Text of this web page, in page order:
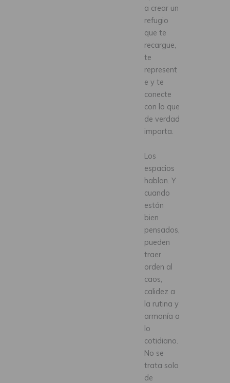
a crear un
refugio
que te
recargue,
te
represent
e y te
conecte
con lo que
de verdad
importa.
Los
espacios
hablan. Y
cuando
están
bien
pensados,
pueden
traer
orden al
caos,
calidez a
la rutina y
armonía a
lo
cotidiano.
No se
trata solo
de